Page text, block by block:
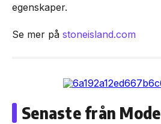
egenskaper.
Se mer på stoneisland.com
Senaste från Mode